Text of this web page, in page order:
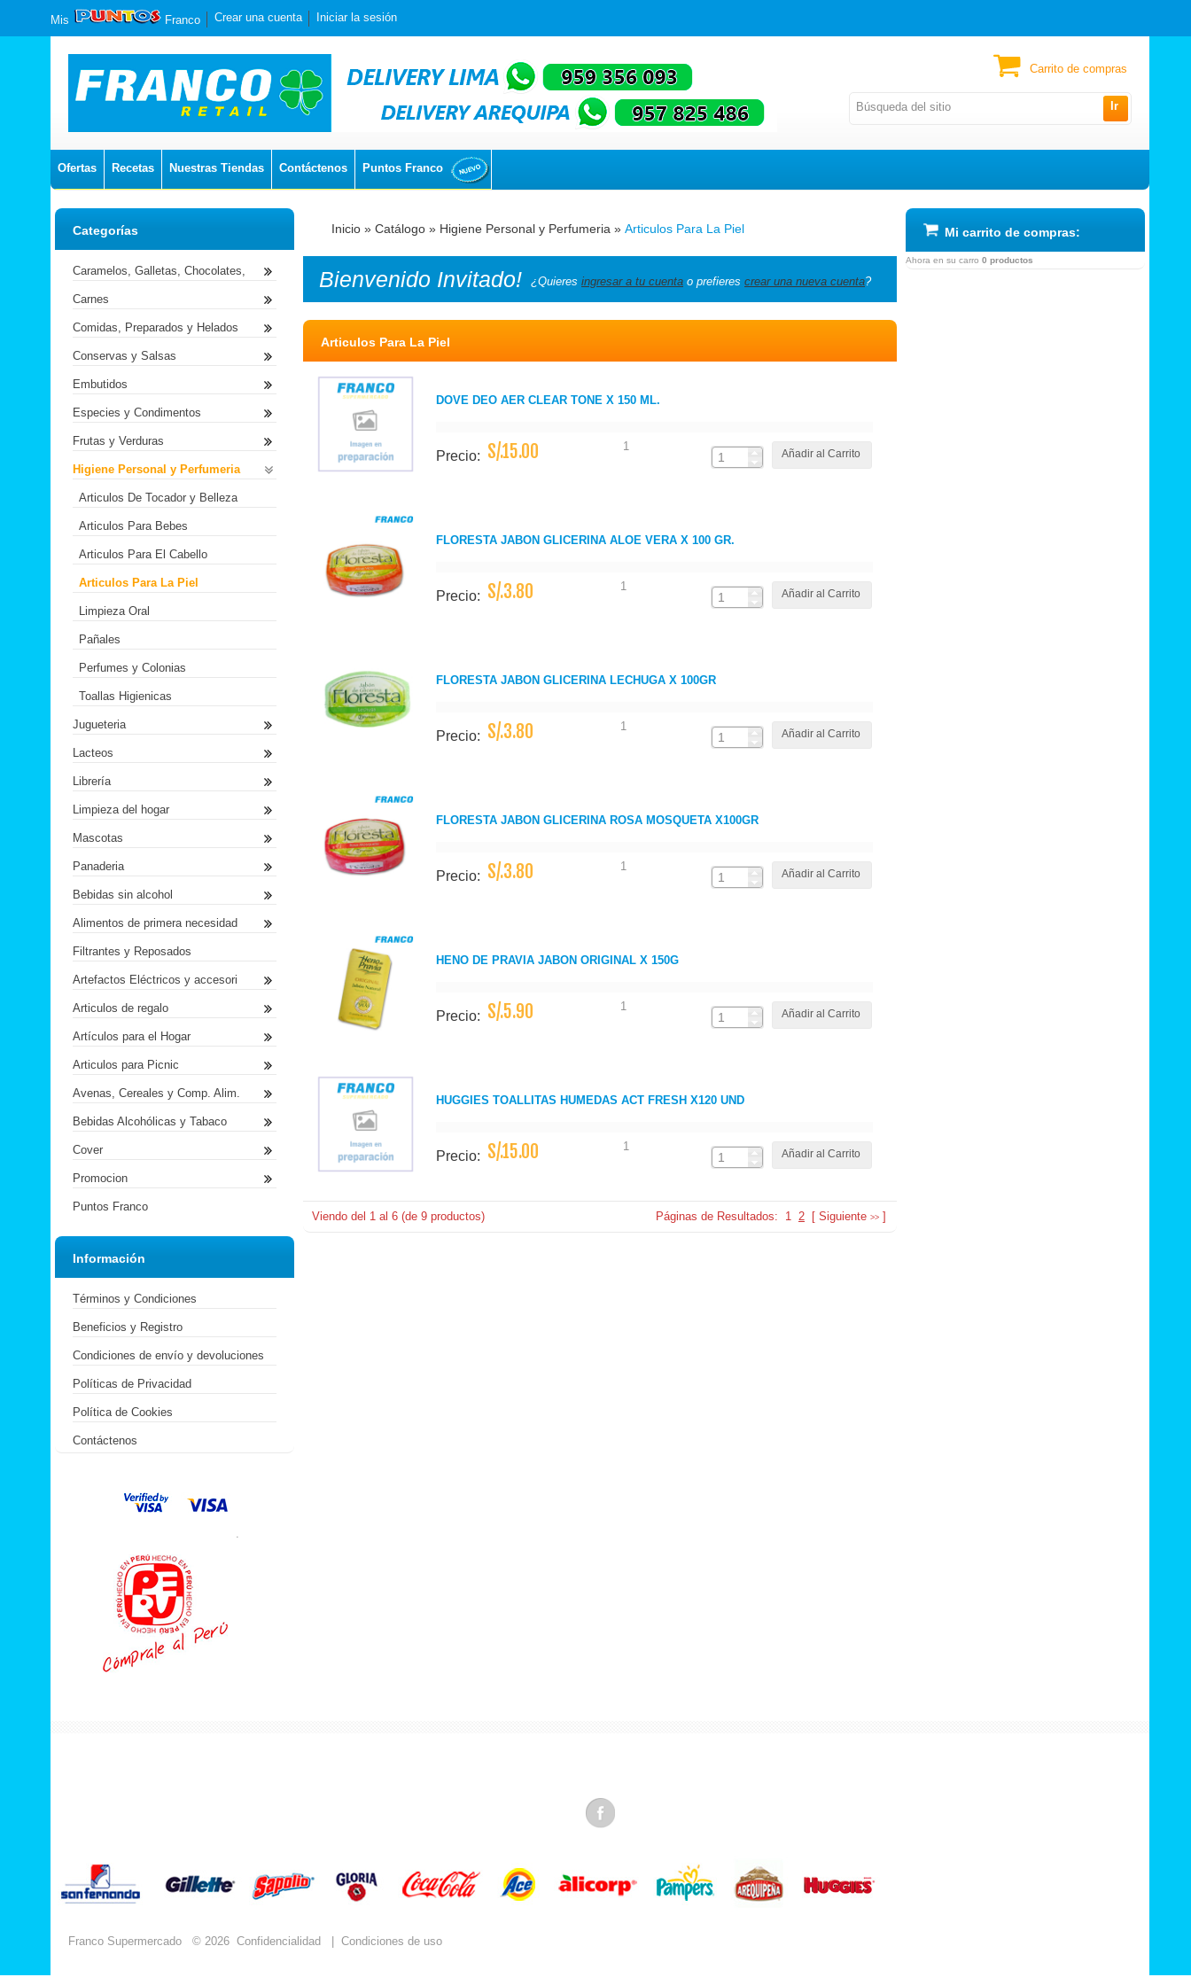
Ir
Mis Franco Crear una cuenta Iniciar la sesión
Ofertas Recetas Nuestras Tiendas Contáctenos Puntos Franco
Carrito de compras
Inicio » Catálogo » Higiene Personal y Perfumeria » Articulos Para La Piel
Bienvenido Invitado! ¿Quieres ingresar a tu cuenta o prefieres crear una nueva cuenta?
Articulos Para La Piel
DOVE DEO AER CLEAR TONE X 150 ML.
Precio: S/.15.00 1
Añadir al Carrito
FLORESTA JABON GLICERINA ALOE VERA X 100 GR.
Precio: S/.3.80 1
Añadir al Carrito
FLORESTA JABON GLICERINA LECHUGA X 100GR
Precio: S/.3.80 1
Añadir al Carrito
FLORESTA JABON GLICERINA ROSA MOSQUETA X100GR
Precio: S/.3.80 1
Añadir al Carrito
HENO DE PRAVIA JABON ORIGINAL X 150G
Precio: S/.5.90 1
Añadir al Carrito
HUGGIES TOALLITAS HUMEDAS ACT FRESH X120 UND
Precio: S/.15.00 1
Añadir al Carrito
Viendo del 1 al 6 (de 9 productos) Páginas de Resultados: 1 2 [ Siguiente >> ]
Categorías
Caramelos, Galletas, Chocolates,
Carnes
Comidas, Preparados y Helados
Conservas y Salsas
Embutidos
Especies y Condimentos
Frutas y Verduras
Higiene Personal y Perfumeria
Articulos De Tocador y Belleza
Articulos Para Bebes
Articulos Para El Cabello
Articulos Para La Piel
Limpieza Oral
Pañales
Perfumes y Colonias
Toallas Higienicas
Jugueteria
Lacteos
Librería
Limpieza del hogar
Mascotas
Panaderia
Bebidas sin alcohol
Alimentos de primera necesidad
Filtrantes y Reposados
Artefactos Eléctricos y accesori
Articulos de regalo
Artículos para el Hogar
Articulos para Picnic
Avenas, Cereales y Comp. Alim.
Bebidas Alcohólicas y Tabaco
Cover
Promocion
Puntos Franco
Información
Términos y Condiciones
Beneficios y Registro
Condiciones de envío y devoluciones
Políticas de Privacidad
Política de Cookies
Contáctenos
.
Mi carrito de compras:
Ahora en su carro 0 productos
Franco Supermercado © 2026 Confidencialidad Condiciones de uso